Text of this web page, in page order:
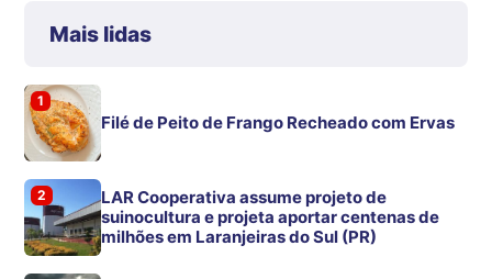
Mais lidas
1
Filé de Peito de Frango Recheado com Ervas
2
LAR Cooperativa assume projeto de
suinocultura e projeta aportar centenas de
milhões em Laranjeiras do Sul (PR)